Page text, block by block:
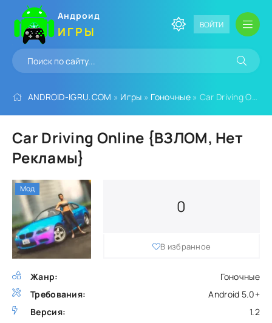
Андроид
ИГРЫ ВОЙТИ
ANDROID-IGRU.COM » Игры » Гоночные» Car Driving Online {ВЗЛОМ, Нет Рекламы}
Car Driving Online {ВЗЛОМ, Нет
Рекламы}
Жанр:
Гоночные
Требования:
Android 5.0+
Версия:
1.2
0
В избранное
Мод